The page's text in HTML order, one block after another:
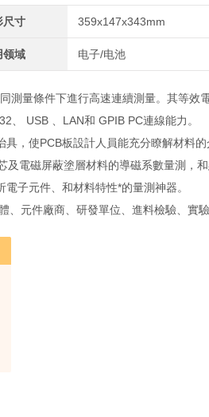
尺寸 359x147x343mm
领域 电子/电池
測量條件下進行高速連續測量。其等效
、 USB 、LAN和 GPIB PC連線能力。
，使PCB板設計人員能充分瞭解材料
電磁屏蔽塗層材料的導磁系數量測，
子元件、和材料特性*的量測神器。
元件廠商、研發單位、進料檢驗、實驗